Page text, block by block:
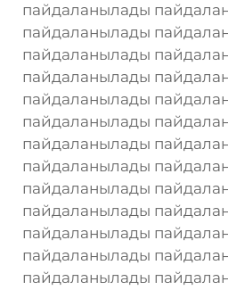
пайдаланылады
пайдаланылады
пайдаланылады
пайдаланылады
пайдаланылады
пайдаланылады
пайдаланылады
пайдаланылады
пайдаланылады
пайдаланылады
пайдаланылады
пайдаланылады
пайдаланылады